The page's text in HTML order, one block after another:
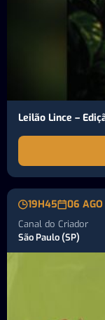
Leilão Lince –
19H45 06 AGO
Canal do Criador
São Paulo (SP)